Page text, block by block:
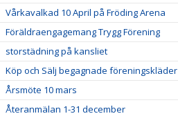
Vårkavalkad 10 April på Fröding Arena
Föräldraengagemang Trygg Förening
storstädning på kansliet
Köp och Sälj begagnade föreningskläder
Årsmöte 10 mars
Återanmälan 1-31 december